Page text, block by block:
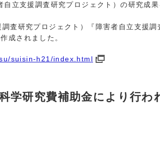
立支援調査研究プロジェクト）の研究成果
査研究プロジェクト）『障害者自立支援調
成されました。
suisin-h21/index.html
学研究費補助金により行わ